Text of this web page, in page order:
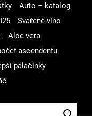
Auto – katalog
Svařené víno
Aloe vera
ascendentu
palačinky